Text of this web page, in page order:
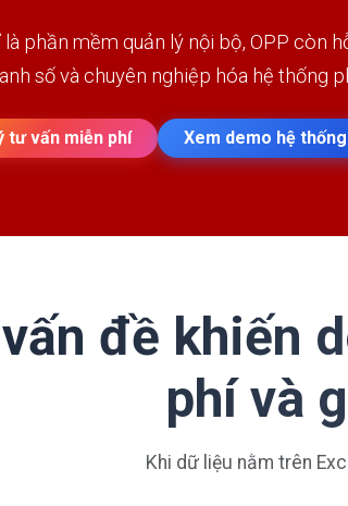
phần mềm quản lý nội bộ, OPP còn
số và chuyên nghiệp hóa hệ thống
tư vấn miễn phí Xem demo hệ thống
đề khiến
phí và
Khi dữ liệu nằm trên